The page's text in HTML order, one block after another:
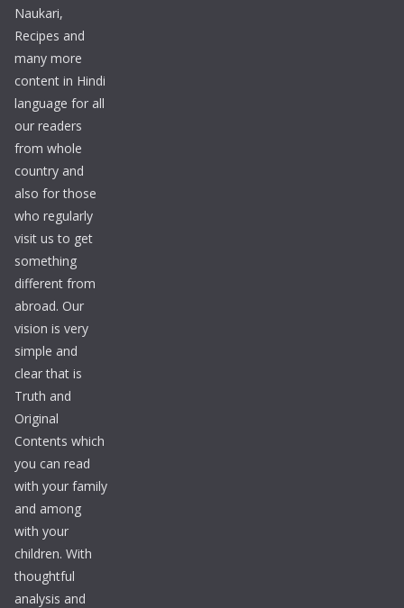
Naukari,
Recipes and
many more
content in Hindi
language for all
our readers
from whole
country and
also for those
who regularly
visit us to get
something
different from
abroad. Our
vision is very
simple and
clear that is
Truth and
Original
Contents which
you can read
with your family
and among
with your
children. With
thoughtful
analysis and